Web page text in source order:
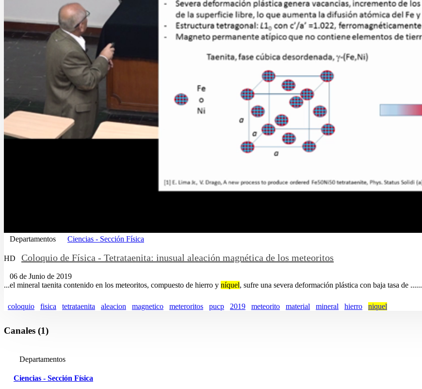
Departamentos Ciencias - Sección Física
HD Coloquio de Física - Tetrataenita: inusual aleación magnética de los meteoritos
06 de Junio de 2019
...el mineral taenita contenido en los meteoritos, compuesto de hierro y níquel, sufre una severa deformación plástica con baja tasa de ......
coloquio fisica tetrataenita aleacion magnetico meteroritos pucp 2019 meteorito material mineral hierro niquel
Canales (1)
Departamentos
Ciencias - Sección Física